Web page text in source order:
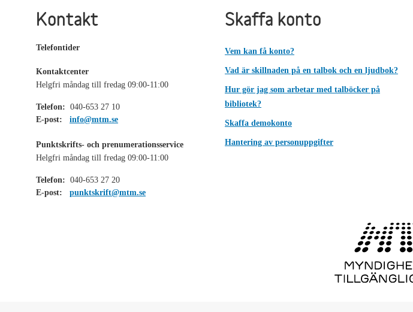
Kontakt
Telefontider
Kontaktcenter
Helgfri måndag till fredag 09:00-11:00
Telefon: 040-653 27 10
E-post:
info@mtm.se
Punktskrifts- och prenumerationsservice
Helgfri måndag till fredag 09:00-11:00
Telefon: 040-653 27 20
E-post:
punktskrift@mtm.se
Skaffa konto
Vem kan få konto?
Vad är skillnaden på en talbok och en ljudbok?
Hur gör jag som arbetar med talböcker på
bibliotek?
Skaffa demokonto
Hantering av personuppgifter